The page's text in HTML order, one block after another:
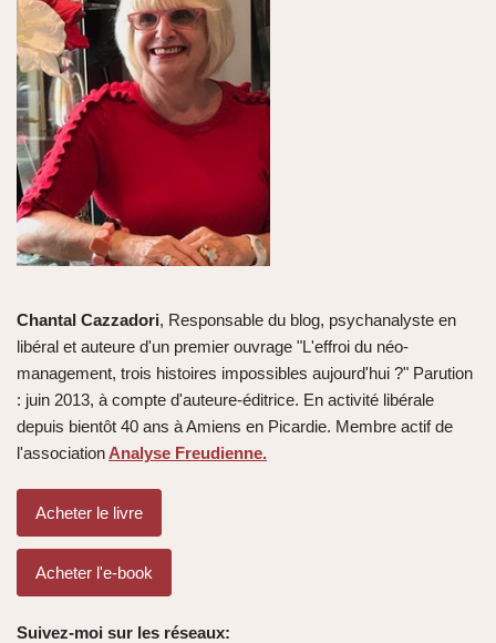
Chantal Cazzadori, Responsable du blog, psychanalyste en
libéral et auteure d'un premier ouvrage "L'effroi du néo-
management, trois histoires impossibles aujourd'hui ?" Parution
: juin 2013, à compte d'auteure-éditrice. En activité libérale
depuis bientôt 40 ans à Amiens en Picardie. Membre actif de
l'association Analyse Freudienne.
Acheter le livre
Acheter l'e-book
Suivez-moi sur les réseaux: